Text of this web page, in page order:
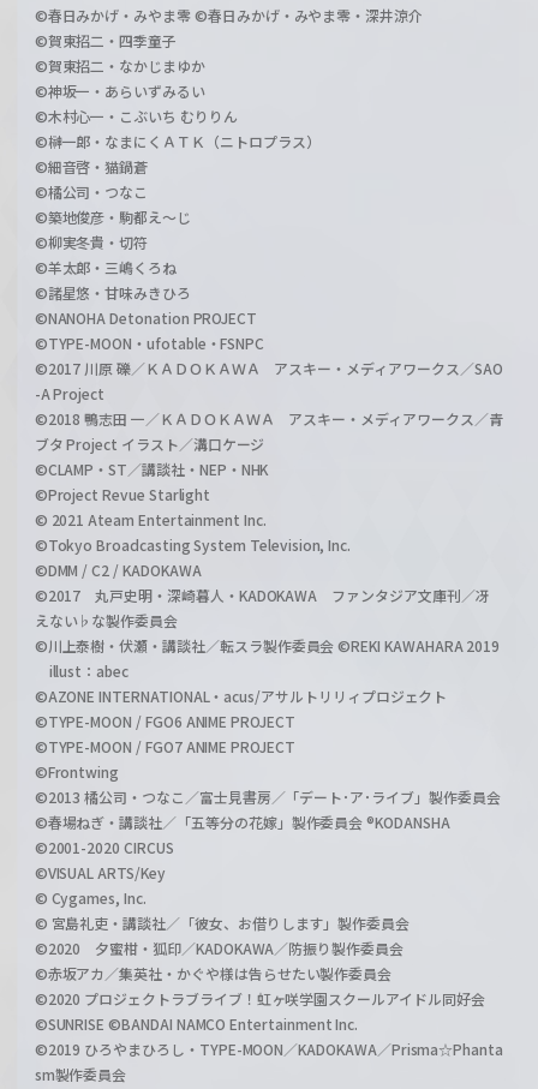
©春日みかげ・みやま零 ©春日みかげ・みやま零・深井涼介
©賀東招二・四季童子
©賀東招二・なかじまゆか
©神坂一・あらいずみるい
©木村心一・こぶいち むりりん
©榊一郎・なまにくＡＴＫ（ニトロプラス）
©細音啓・猫鍋蒼
©橘公司・つなこ
©築地俊彦・駒都え～じ
©柳実冬貴・切符
©羊太郎・三嶋くろね
©諸星悠・甘味みきひろ
©NANOHA Detonation PROJECT
©TYPE-MOON・ufotable・FSNPC
©2017 川原 礫／ＫＡＤＯＫＡＷＡ アスキー・メディアワークス／SAO
-A Project
©2018 鴨志田 一／ＫＡＤＯＫＡＷＡ アスキー・メディアワークス／青
ブタ Project イラスト／溝口ケージ
©CLAMP・ST／講談社・NEP・NHK
©Project Revue Starlight
© 2021 Ateam Entertainment Inc.
©Tokyo Broadcasting System Television, Inc.
©DMM / C2 / KADOKAWA
©2017 丸戸史明・深崎暮人・KADOKAWA ファンタジア文庫刊／冴
えない♭な製作委員会
©川上泰樹・伏瀬・講談社／転スラ製作委員会 ©REKI KAWAHARA 2019
illust：abec
©AZONE INTERNATIONAL・acus/アサルトリリィプロジェクト
©TYPE-MOON / FGO6 ANIME PROJECT
©TYPE-MOON / FGO7 ANIME PROJECT
©Frontwing
©2013 橘公司・つなこ／富士見書房／「デート･ア･ライブ」製作委員会
©春場ねぎ・講談社／「五等分の花嫁」製作委員会 ®KODANSHA
©2001-2020 CIRCUS
©VISUAL ARTS/Key
© Cygames, Inc.
© 宮島礼吏・講談社／「彼女、お借りします」製作委員会
©2020 夕蜜柑・狐印／KADOKAWA／防振り製作委員会
©赤坂アカ／集英社・かぐや様は告らせたい製作委員会
©2020 プロジェクトラブライブ！虹ヶ咲学園スクールアイドル同好会
©SUNRISE ©BANDAI NAMCO Entertainment Inc.
©2019 ひろやまひろし・TYPE-MOON／KADOKAWA／Prisma☆Phanta
sm製作委員会